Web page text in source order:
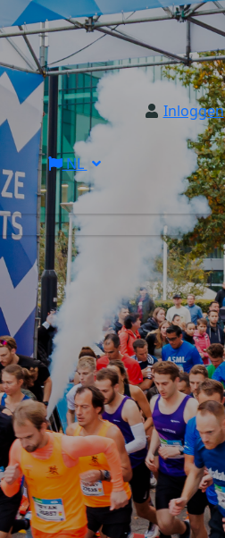
Inloggen
NL